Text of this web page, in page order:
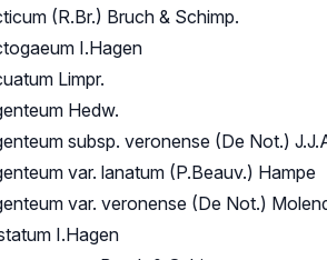
(R.Br.) Bruch & Schimp.
I.Hagen
Limpr.
Hedw.
subsp. veronense (De Not.)
var. lanatum (P.Beauv.) Hampe
var. veronense (De Not.)
I.Hagen